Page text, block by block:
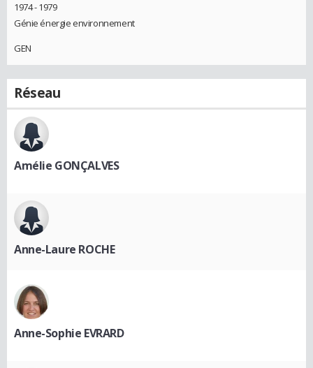
1974 - 1979
Génie énergie environnement
GEN
Réseau
Amélie GONÇALVES
Anne-Laure ROCHE
Anne-Sophie EVRARD